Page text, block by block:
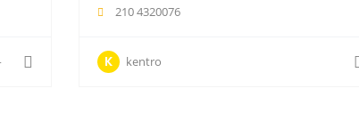
210 4320076
K kentro